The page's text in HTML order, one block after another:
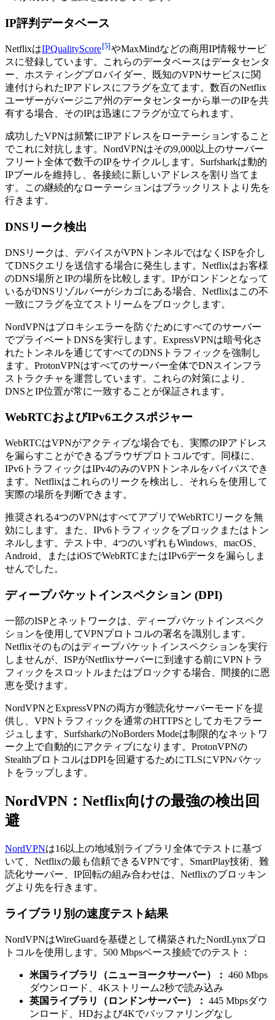
IP評判データベース
NetflixはIPQualityScore [5] やMaxMindなどの商用IP情報サービ
スに登録しています。これらのデータベースはデータセンタ
ー、ホスティングプロバイダー、既知のVPNサービスに関
連付けられたIPアドレスにフラグを立てます。数百のNetflix
ユーザーがバージニア州のデータセンターから単一のIPを共
有する場合、そのIPは迅速にフラグが立てられます。
成功したVPNは頻繁にIPアドレスをローテーションすること
でこれに対抗します。NordVPNはその9,000以上のサーバー
フリート全体で数千のIPをサイクルします。Surfsharkは動的
IPプールを維持し、各接続に新しいアドレスを割り当てま
す。この継続的なローテーションはブラックリストより先を
行きます。
DNSリーク検出
DNSリークは、デバイスがVPNトンネルではなくISPを介し
てDNSクエリを送信する場合に発生します。Netflixはお客様
のDNS場所とIPの場所を比較します。IPがロンドンとなって
いるがDNSリゾルバーがシカゴにある場合、Netflixはこの不
一致にフラグを立てストリームをブロックします。
NordVPNはプロキシエラーを防ぐためにすべてのサーバー
でプライベートDNSを実行します。ExpressVPNは暗号化さ
れたトンネルを通じてすべてのDNSトラフィックを強制し
ます。ProtonVPNはすべてのサーバー全体でDNスインフラ
ストラクチャを運営しています。これらの対策により、
DNSとIP位置が常に一致することが保証されます。
WebRTCおよびIPv6エクスポジャー
WebRTCはVPNがアクティブな場合でも、実際のIPアドレス
を漏らすことができるブラウザプロトコルです。同様に、
IPv6トラフィックはIPv4のみのVPNトンネルをバイパスでき
ます。Netflixはこれらのリークを検出し、それらを使用して
実際の場所を判断できます。
推奨される4つのVPNはすべてアプリでWebRTCリークを無
効にします。また、IPv6トラフィックをブロックまたはトン
ネルします。テスト中、4つのいずれもWindows、macOS、
Android、またはiOSでWebRTCまたはIPv6データを漏らしま
せんでした。
ディープパケットインスペクション (DPI)
一部のISPとネットワークは、ディープパケットインスペク
ションを使用してVPNプロトコルの署名を識別します。
Netflixそのものはディープパケットインスペクションを実行
しませんが、ISPがNetflixサーバーに到達する前にVPNトラ
フィックをスロットルまたはブロックする場合、間接的に恩
恵を受けます。
NordVPNとExpressVPNの両方が難読化サーバーモードを提
供し、VPNトラフィックを通常のHTTPSとしてカモフラー
ジュします。SurfsharkのNoBorders Modeは制限的なネットワ
ーク上で自動的にアクティブになります。ProtonVPNの
StealthプロトコルはDPIを回避するためにTLSにVPNパケッ
トをラップします。
NordVPN：Netflix向けの最強の検出回
避
NordVPNは16以上の地域別ライブラリ全体でテストに基づ
いて、Netflixの最も信頼できるVPNです。SmartPlay技術、難
読化サーバー、IP回転の組み合わせは、Netflixのブロッキン
グより先を行きます。
ライブラリ別の速度テスト結果
NordVPNはWireGuardを基礎として構築されたNordLynxプロ
トコルを使用します。500 Mbpsベース接続でのテスト：
米国ライブラリ（ニューヨークサーバー）： 460 Mbps
ダウンロード、4Kストリーム2秒で読み込み
英国ライブラリ（ロンドンサーバー）： 445 Mbpsダウ
ンロード、HDおよび4Kでバッファリングなし